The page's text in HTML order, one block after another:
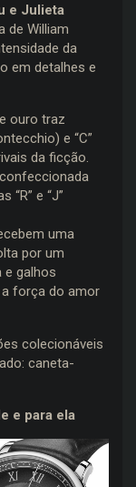
e Julieta
de William
da
em detalhes e
ouro traz
e “C”
da ficção.
“R” e “J”
uma
por um
e galhos
força do amor
colecionáveis
caneta-
e para ela